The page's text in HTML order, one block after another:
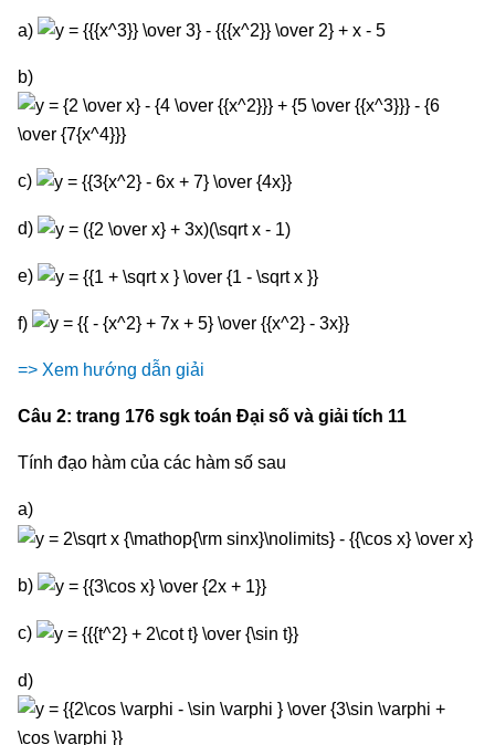
a)
b)
c)
d)
e)
f)
=> Xem hướng dẫn giải
Câu 2: trang 176 sgk toán Đại số và giải tích 11
Tính đạo hàm của các hàm số sau
a)
b)
c)
d)